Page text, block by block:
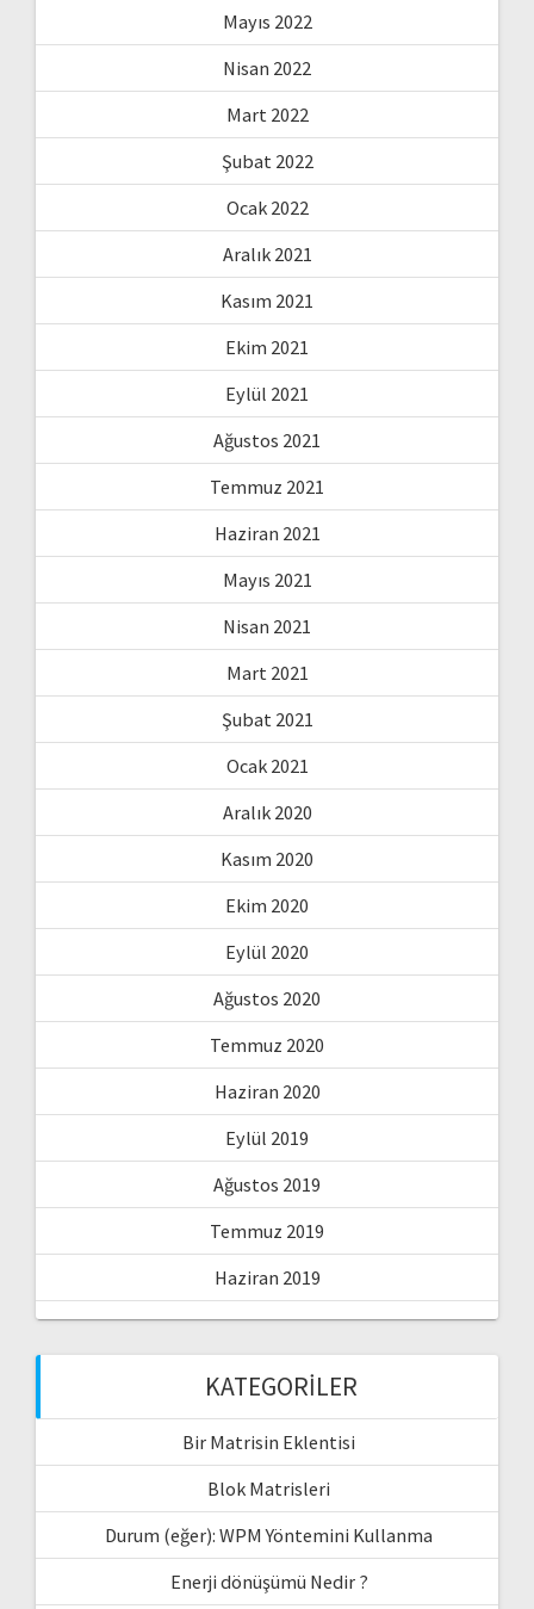
Mayıs 2022
Nisan 2022
Mart 2022
Şubat 2022
Ocak 2022
Aralık 2021
Kasım 2021
Ekim 2021
Eylül 2021
Ağustos 2021
Temmuz 2021
Haziran 2021
Mayıs 2021
Nisan 2021
Mart 2021
Şubat 2021
Ocak 2021
Aralık 2020
Kasım 2020
Ekim 2020
Eylül 2020
Ağustos 2020
Temmuz 2020
Haziran 2020
Eylül 2019
Ağustos 2019
Temmuz 2019
Haziran 2019
KATEGORILER
Bir Matrisin Eklentisi
Blok Matrisleri
Durum (eğer): WPM Yöntemini Kullanma
Enerji dönüşümü Nedir ?